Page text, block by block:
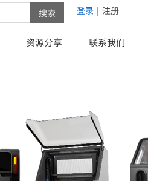
资源分享 联系我们
登录 | 注册
搜索